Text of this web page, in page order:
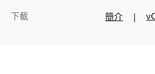
下載 簡介 |